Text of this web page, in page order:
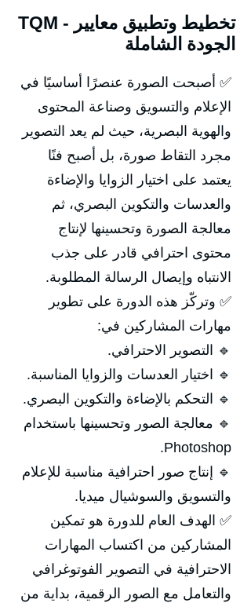
TQM - تخطيط وتطبيق معايير
الجودة الشاملة
✅ أصبحت الصورة عنصرًا أساسيًا في
الإعلام والتسويق وصناعة المحتوى
والهوية البصرية، حيث لم يعد التصوير
مجرد التقاط صورة، بل أصبح فنًا
يعتمد على اختيار الزوايا والإضاءة
والعدسات والتكوين البصري، ثم
معالجة الصورة وتحسينها لإنتاج
محتوى احترافي قادر على جذب
الانتباه وإيصال الرسالة المطلوبة.
✅ وتركّز هذه الدورة على تطوير
مهارات المشاركين في:
🔹 التصوير الاحترافي.
🔹 اختيار العدسات والزوايا المناسبة.
🔹 التحكم بالإضاءة والتكوين البصري.
🔹 معالجة الصور وتحسينها باستخدام
Photoshop.
🔹 إنتاج صور احترافية مناسبة للإعلام
والتسويق والسوشيال ميديا.
✅ الهدف العام للدورة هو تمكين
المشاركين من اكتساب المهارات
الاحترافية في التصوير الفوتوغرافي
والتعامل مع الصور الرقمية، بداية من